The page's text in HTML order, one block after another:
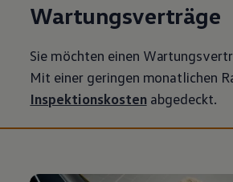
Wartungsverträge
Sie möchten einen
Mit einer geringen monatlichen
Inspektionskostenabgedeckt.